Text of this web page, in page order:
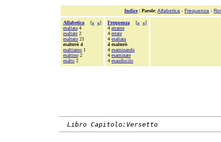
Indice| Parole: Alfabetica - Frequenza -
Alfabetica [« »]
esaltata 4
esaltate 2
esaltato 21
esalterò 4
esaltiamo 1
esaltino 2
esalto 2
Frequenza [« »]
4 errante
4 errate
4 esaltata
4 esalterò
4 esaminando
4 esaminate
4 esaudiscilo
Libro Capitolo:Versetto